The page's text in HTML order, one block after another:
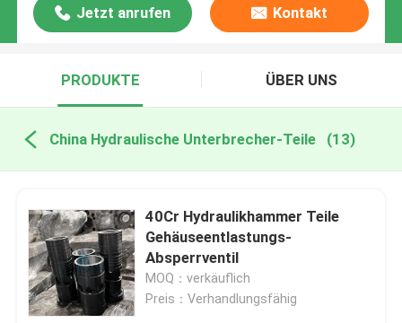
Jetzt anrufen Kontakt
PRODUKTE ÜBER UNS
China Hydraulische Unterbrecher-Teile (13)
40Cr Hydraulikhammer Teile
Gehäuseentlastungs-
Absperrventil
MOQ：verkäuflich
Preis：Verhandlungsfähig